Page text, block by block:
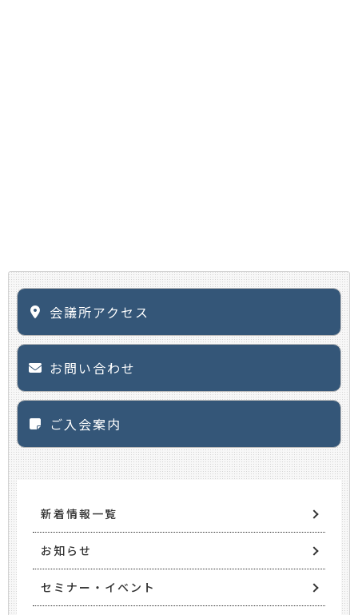
会議所アクセス
お問い合わせ
ご入会案内
新着情報一覧
お知らせ
セミナー・イベント